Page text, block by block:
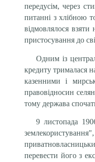
передусім, через
питанні з хлібною
відмовлялося взяти
пристосування до
Одним із
кредиту трималася
казенними і
правовідносин
тому держава
9 листопада
перевести його з